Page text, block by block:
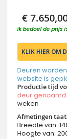
€
ik bedoel de prijs
KLIK HIER OM
Deuren
website is
Productie tijd
deur genaamd
weken
Afmetingen
Breedte van:
Hoogte van: